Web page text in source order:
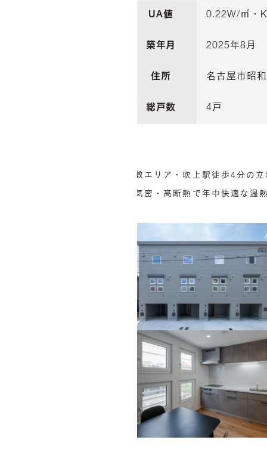
UA値 0.22W/㎡・K
築年月 2025年8月
住所 名古屋市昭
総戸数 4戸
文教エリア・吹上駅徒歩4分の
高気密・高断熱で年中快適な温